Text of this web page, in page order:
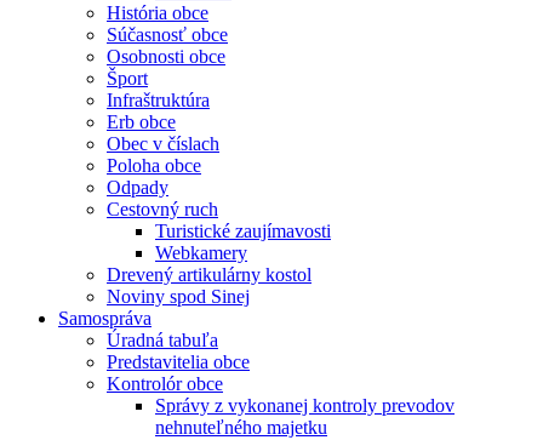
História obce
Súčasnosť obce
Osobnosti obce
Šport
Infraštruktúra
Erb obce
Obec v číslach
Poloha obce
Odpady
Cestovný ruch
Turistické zaujímavosti
Webkamery
Drevený artikulárny kostol
Noviny spod Sinej
Samospráva
Úradná tabuľa
Predstavitelia obce
Kontrolór obce
Správy z vykonanej kontroly prevodov
nehnuteľného majetku